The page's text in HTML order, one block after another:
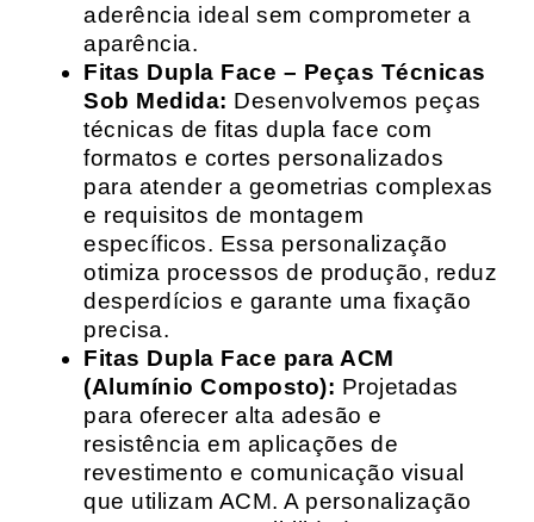
aderência ideal sem comprometer a
aparência.
Fitas Dupla Face – Peças Técnicas
Sob Medida: Desenvolvemos peças
técnicas de fitas dupla face com
formatos e cortes personalizados
para atender a geometrias complexas
e requisitos de montagem
específicos. Essa personalização
otimiza processos de produção, reduz
desperdícios e garante uma fixação
precisa.
Fitas Dupla Face para ACM
(Alumínio Composto): Projetadas
para oferecer alta adesão e
resistência em aplicações de
revestimento e comunicação visual
que utilizam ACM. A personalização